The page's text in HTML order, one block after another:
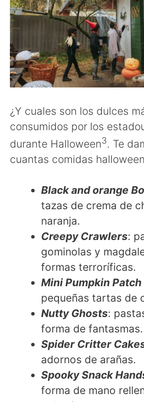
¿Y cuales son los dulces
consumidos por los
durante Halloween3. Te
cuantas comidas
Black and orange
tazas de crema de
naranja.
Creepy Crawlers:
gominolas y
formas terroríficas.
Mini Pumpkin Patch
pequeñas tartas de
Nutty Ghosts:
forma de fantasmas.
Spider Critter
adornos de arañas.
Spooky Snack
forma de mano